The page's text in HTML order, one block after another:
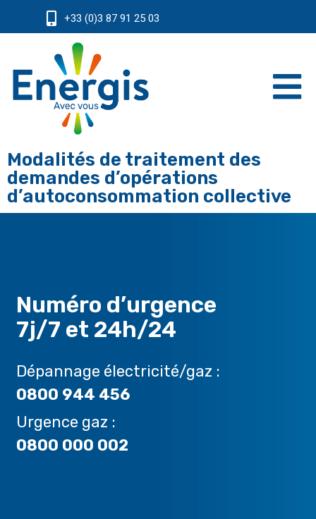
+33 (0)3 87 91 25 03
Modalités de traitement des
demandes d’opérations
d’autoconsommation collective
Numéro d’urgence
7j/7 et 24h/24
Dépannage électricité/gaz :
0800 944 456
Urgence gaz :
0800 000 002